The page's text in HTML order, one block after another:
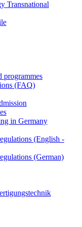
Transnational
programmes
(FAQ)
in Germany
(English -
(German)